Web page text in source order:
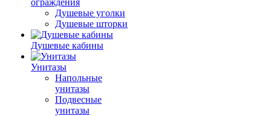
ограждения
Душевые уголки
Душевые шторки
Душевые кабины
Унитазы
Напольные
унитазы
Подвесные
унитазы